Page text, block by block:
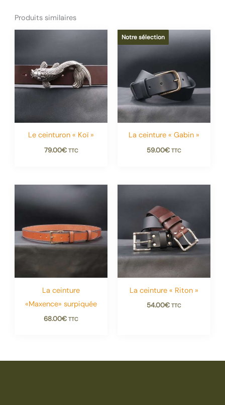
Produits similaires
Le ceinturon « Koï »
79.00€ TTC
Notre sélection
La ceinture « Gabin »
59.00€ TTC
La ceinture
«Maxence» surpiquée
68.00€ TTC
La ceinture « Riton »
54.00€ TTC